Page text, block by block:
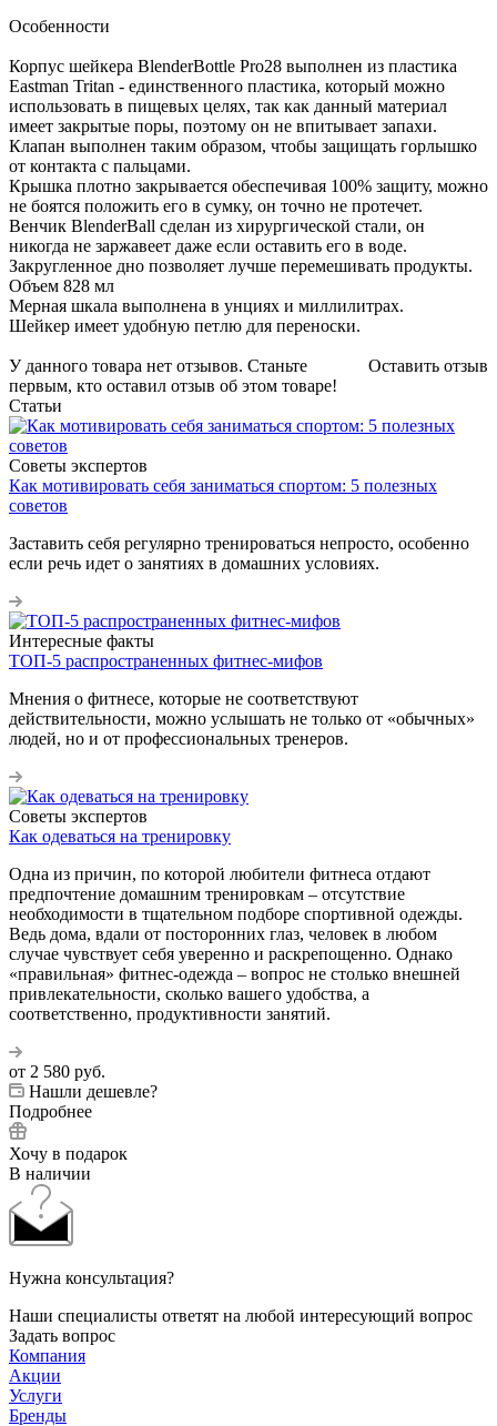
Особенности
Корпус шейкера BlenderBottle Pro28 выполнен из пластика
Eastman Tritan - единственного пластика, который можно
использовать в пищевых целях, так как данный материал
имеет закрытые поры, поэтому он не впитывает запахи.
Клапан выполнен таким образом, чтобы защищать горлышко
от контакта с пальцами.
Крышка плотно закрывается обеспечивая 100% защиту, можно
не боятся положить его в сумку, он точно не протечет.
Венчик BlenderBall сделан из хирургической стали, он
никогда не заржавеет даже если оставить его в воде.
Закругленное дно позволяет лучше перемешивать продукты.
Объем 828 мл
Мерная шкала выполнена в унциях и миллилитрах.
Шейкер имеет удобную петлю для переноски.
Оставить отзыв
У данного товара нет отзывов. Станьте
первым, кто оставил отзыв об этом товаре!
Статьи
Советы экспертов
Как мотивировать себя заниматься спортом: 5 полезных
советов
Заставить себя регулярно тренироваться непросто, особенно
если речь идет о занятиях в домашних условиях.
Интересные факты
ТОП-5 распространенных фитнес-мифов
Мнения о фитнесе, которые не соответствуют
действительности, можно услышать не только от «обычных»
людей, но и от профессиональных тренеров.
Советы экспертов
Как одеваться на тренировку
Одна из причин, по которой любители фитнеса отдают
предпочтение домашним тренировкам – отсутствие
необходимости в тщательном подборе спортивной одежды.
Ведь дома, вдали от посторонних глаз, человек в любом
случае чувствует себя уверенно и раскрепощенно. Однако
«правильная» фитнес-одежда – вопрос не столько внешней
привлекательности, сколько вашего удобства, а
соответственно, продуктивности занятий.
от 2 580 руб.
Нашли дешевле?
Подробнее
Хочу в подарок
В наличии
Нужна консультация?
Наши специалисты ответят на любой интересующий вопрос
Задать вопрос
Компания
Акции
Услуги
Бренды